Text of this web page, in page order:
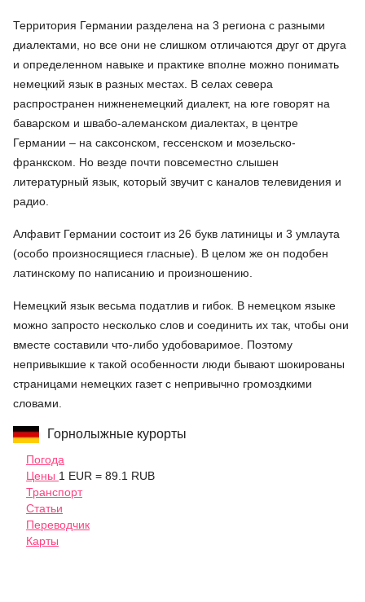
Территория Германии разделена на 3 региона с разными
диалектами, но все они не слишком отличаются друг от друга
и определенном навыке и практике вполне можно понимать
немецкий язык в разных местах. В селах севера
распространен нижненемецкий диалект, на юге говорят на
баварском и швабо-алеманском диалектах, в центре
Германии – на саксонском, гессенском и мозельско-
франкском. Но везде почти повсеместно слышен
литературный язык, который звучит с каналов телевидения и
радио.
Алфавит Германии состоит из 26 букв латиницы и 3 умлаута
(особо произносящиеся гласные). В целом же он подобен
латинскому по написанию и произношению.
Немецкий язык весьма податлив и гибок. В немецком языке
можно запросто несколько слов и соединить их так, чтобы они
вместе составили что-либо удобоваримое. Поэтому
непривыкшие к такой особенности люди бывают шокированы
страницами немецких газет с непривычно громоздкими
словами.
Горнолыжные курорты
Погода
Цены 1 EUR = 89.1 RUB
Транспорт
Статьи
Переводчик
Карты